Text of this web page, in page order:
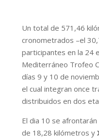
Un total de 571,46
cronometrados –el
participantes en la 24
Mediterráneo Trofeo
días 9 y 10 de
el cual integran once
distribuidos en dos
El dia 10 se
de 18,28 kilómetros y